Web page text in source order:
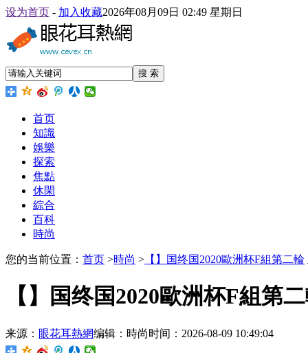
设为首页 - 加入收藏2026年08月09日 02:49 星期日
搜 索
首页
知識
娛樂
探索
焦點
休閑
綜合
百科
時尚
您的当前位置： 首页 >時尚 > 【】国终国2020歐洲杯F組第二輪
【】国终国2020歐洲杯F組第
来源： 眼花耳熱網编辑：時尚时间：2026-08-09 10:49:04